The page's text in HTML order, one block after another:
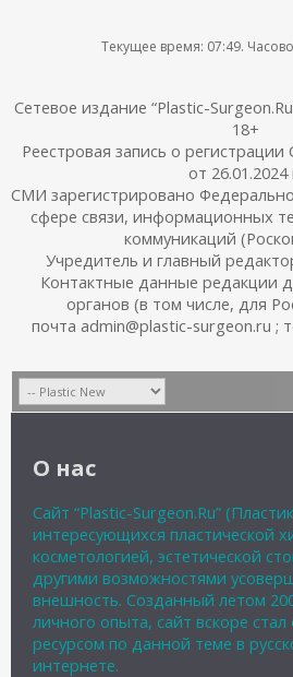
- 48 лет, г. Москва (
).
А теперь, судя по фаворитам, нас ждут
темы.
Остальных прошу не разбегаться. Это не
лишь серия.
Впереди новые акции, разборы и шансы
Практика форума показывает: кто не
действует, тот в итоге свою
Текущее время: 07:49.
Сетевое издание “Plastic-
18+
Реестровая запись о
от 26.01.2024
СМИ зарегистрировано
сфере связи, информационных
коммуникаций
Учредитель и главный
Контактные данные редакции
органов (в том числе, для
почта admin@plastic-surgeon.ru ;
О нас
Сайт “Plastic-Surgeon.Ru”
интересующихся пластической
косметологией, эстетической
другими возможностями
внешность. Созданный летом
личного опыта, сайт вскоре
ресурсом по данной теме в
интернете.